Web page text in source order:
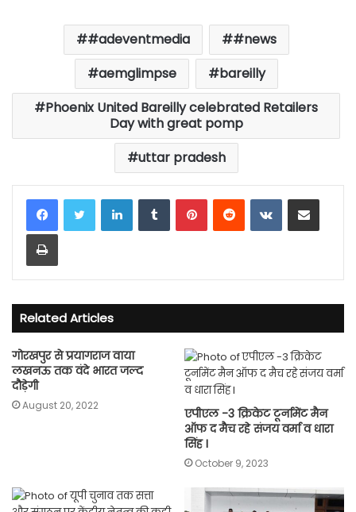
#adeventmedia
#news
aemglimpse
bareilly
Phoenix United Bareilly celebrated Retailers
Day with great pomp
uttar pradesh
LinkedInTumblrPinterestReddit VKontakteShare via Email
Print
Related Articles
गोरखपुर से प्रयागराज वाया
लखनऊ तक वंदे भारत जल्द
दौड़ेगी
August 20, 2022
एपीएल -3 क्रिकेट टूर्नामेंट मैन
ऑफ द मैच रहे संजय वर्मा व धारा
सिंह I
October 9, 2023